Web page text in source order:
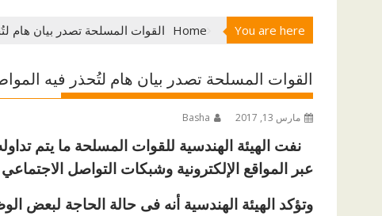
You are here
Home القوات المسلحة تصدر بيان هام
القوات المسلحة تصدر بيان هام لتُحذر فيه
مارس 13, 2017 Basha
نفت الهيئة الهندسية للقوات المسلحة ما يتم
عبر المواقع الإلكترونية وشبكات التواصل الاجتماعي
وتؤكد الهيئة الهندسية أنه فى حالة الحاجة لبعض